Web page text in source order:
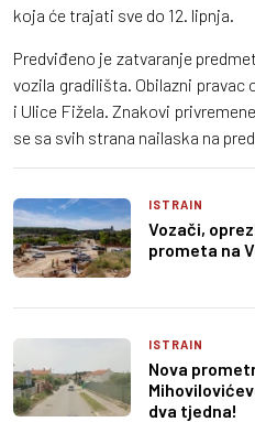
koja će trajati sve do 12. lipnja.
Predviđeno je zatvaranje
vozila gradilišta. Obilazni pravac
i Ulice Fižela. Znakovi
se sa svih strana nailaska na
ISTRAIN
Vozači,
prometa na
ISTRAIN
Nova
dva tjedna!